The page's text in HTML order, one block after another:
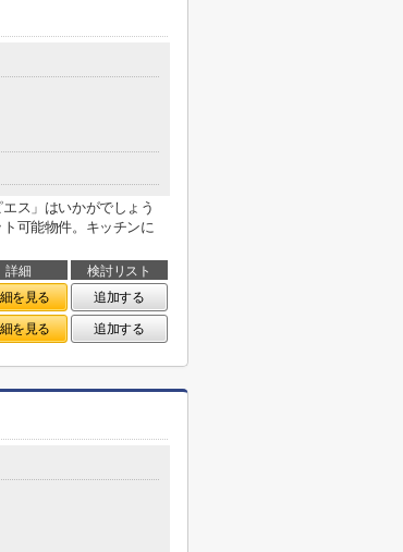
ス」はいかがでしょう
可能物件。キッチンに
詳細
検討リスト
を見る
追加する
を見る 追加する